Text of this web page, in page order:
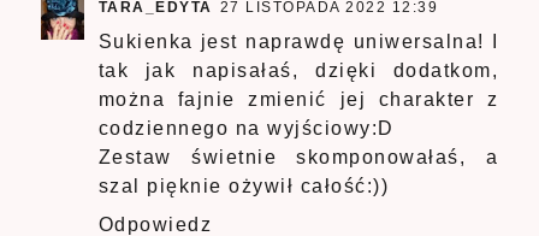
TARA_EDYTA 27 LISTOPADA 2022 12:39
Sukienka jest naprawdę uniwersalna! I
tak jak napisałaś, dzięki dodatkom,
można fajnie zmienić jej charakter z
codziennego na wyjściowy:D
Zestaw świetnie skomponowałaś, a
szal pięknie ożywił całość:))
Odpowiedz